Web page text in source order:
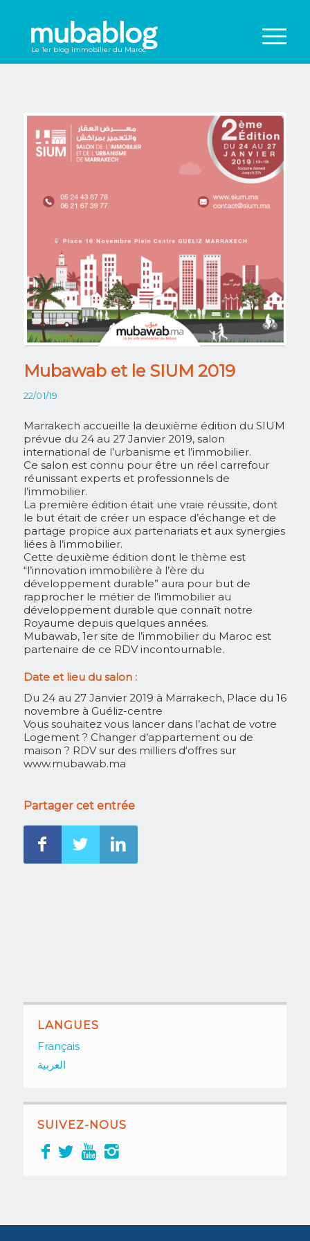
Le 1er blog immobilier du Maroc
Mubawab et le SIUM 2019
22/01/19
Marrakech accueille la deuxième édition du SIUM
prévue du 24 au 27 Janvier 2019, salon
international de l’urbanisme et l’immobilier.
Ce salon est connu pour être un réel carrefour
réunissant experts et professionnels de
l’immobilier.
La première édition était une vraie réussite, dont
le but était de créer un espace d’échange et de
partage propice aux partenariats et aux synergies
liées à l’immobilier.
Cette deuxième édition dont le thème est
“l’innovation immobilière à l’ère du
développement durable” aura pour but de
rapprocher le métier de l’immobilier au
développement durable que connaît notre
Royaume depuis quelques années.
Mubawab, 1er site de l’immobilier du Maroc est
partenaire de ce RDV incontournable.
Date et lieu du salon :
Du 24 au 27 Janvier 2019 à Marrakech, Place du 16
novembre à Guéliz-centre
Vous souhaitez vous lancer dans l’achat de votre
Logement ? Changer d’appartement ou de
maison ? RDV sur des milliers d‘offres sur
www.mubawab.ma
Partager cet entrée
LANGUES
Français
العربية
SUIVEZ-NOUS